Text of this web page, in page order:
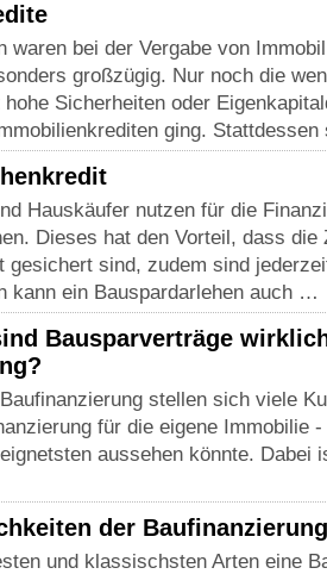
waren bei der Vergabe von
großzügig. Nur noch die
Sicherheiten oder
ging.
Hauskäufer nutzen für die
Dieses hat den Vorteil, dass die
gesichert sind, zudem sind
kann ein Bauspardarlehen auch …
Bausparverträge
stellen sich viele
für die eigene Immobilie
aussehen könnte. Dabei
der
und klassischsten Arten eine